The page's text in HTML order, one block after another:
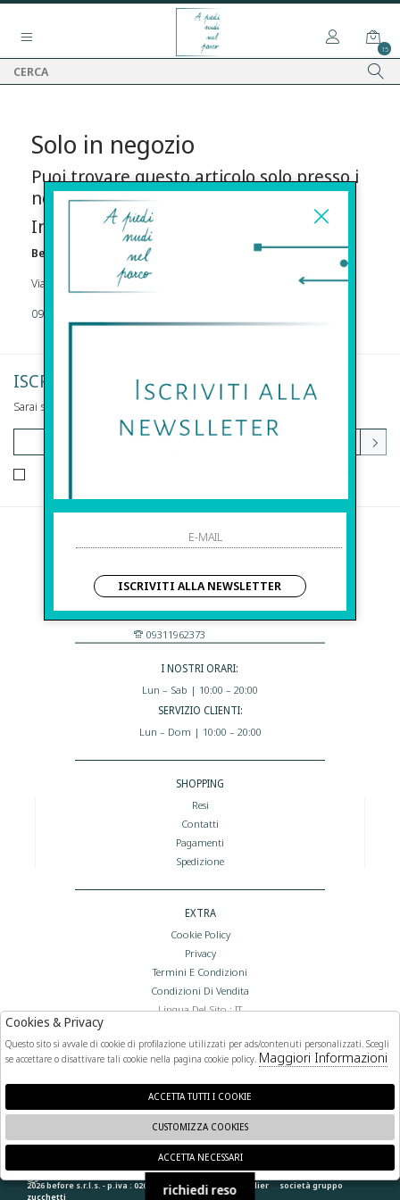
15
Solo in negozio
Puoi trovare questo articolo solo presso i
nostri punti vendita:
Info contatti
Before s.r.l.s.
Via Della Maestranza , 23 96100 Siracusa
09311962373
ISCRIVITI ALLA NEWSLETTER
Sarai sempre aggiornato su offerte e promozioni.
Before S.r.l.s.
Via Della Maestranza , 23
96100 Siracusa - Italia
Eshop@apiedinudinelparcoboutique.com
09311962373
I NOSTRI ORARI:
Lun – Sab | 10:00 – 20:00
SERVIZIO CLIENTI:
Lun – Dom | 10:00 – 20:00
SHOPPING
Resi
Contatti
Pagamenti
Spedizione
EXTRA
Cookie Policy
Privacy
Termini E Condizioni
Condizioni Di Vendita
Lingua Del Sito : IT
FOLLOW US
2026 before s.r.l.s. - p.iva : 02066400892 powered by atelier società gruppo
zucchetti
🍪
ISCRIVITI ALLA NEWSLETTER
richiedi reso
Cookies & Privacy
Questo sito si avvale di cookie di profilazione utilizzati per ads/contenuti personalizzati. Scegli
se accettare o disattivare tali cookie nella pagina cookie policy. Maggiori Informazioni
ACCETTA TUTTI I COOKIE
CUSTOMIZZA COOKIES
ACCETTA NECESSARI